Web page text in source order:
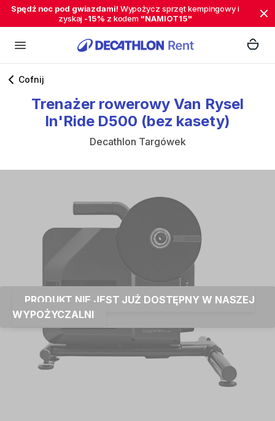
Spędź noc pod gwiazdami! Wypożycz sprzęt kempingowy i
zyskaj -15% z kodem "NAMIOT15"
Cofnij
Trenażer rowerowy Van Rysel
In'Ride D500 (bez kasety)
Decathlon Targówek
PRODUKT NIE JEST JUŻ DOSTĘPNY W NASZEJ
WYPOŻYCZALNI